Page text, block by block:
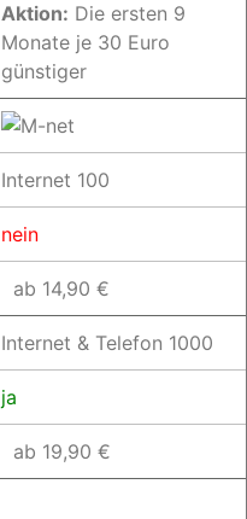
Aktion: Die ersten 9
Monate je 30 Euro
günstiger
Internet 100
nein
ab 14,90 €
Internet & Telefon 1000
ja
ab 19,90 €